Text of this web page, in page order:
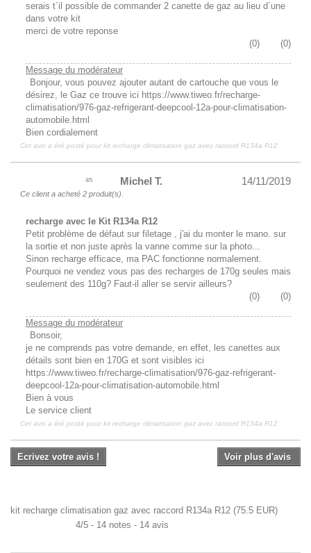
serais t´il possible de commander 2 canette de gaz au lieu d´une
dans votre kit
merci de votre reponse
(0)
(0)
Message du modérateur
Bonjour, vous pouvez ajouter autant de cartouche que vous le
désirez, le Gaz ce trouve ici https://www.tiweo.fr/recharge-
climatisation/976-gaz-refrigerant-deepcool-12a-pour-climatisation-
automobile.html
Bien cordialement
Cet avis a été posté pourkit recharge climatisation gaz avec raccord R134a R12
4/5 14/11/2019
Michel T.
Ce client a acheté 2 produit(s).
recharge avec le Kit R134a R12
Petit problème de défaut sur filetage , j'ai du monter le mano. sur
la sortie et non juste après la vanne comme sur la photo...
Sinon recharge efficace, ma PAC fonctionne normalement.
Pourquoi ne vendez vous pas des recharges de 170g seules mais
seulement des 110g? Faut-il aller se servir ailleurs?
(0)
(0)
Message du modérateur
Bonsoir,
je ne comprends pas votre demande, en effet, les canettes aux
détails sont bien en 170G et sont visibles ici
https://www.tiweo.fr/recharge-climatisation/976-gaz-refrigerant-
deepcool-12a-pour-climatisation-automobile.html
Bien à vous
Le service client
Cet avis a été posté pourkit recharge climatisation gaz avec raccord R134a R12
Ecrivez votre avis ! Voir plus d'avis
kit recharge climatisation gaz avec raccord R134a R12 (75.5 EUR)
4/5 - 14 notes - 14 avis